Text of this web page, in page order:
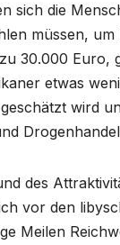
sich die
müssen,
30.000
etwas
wird
des
vor den
Meilen